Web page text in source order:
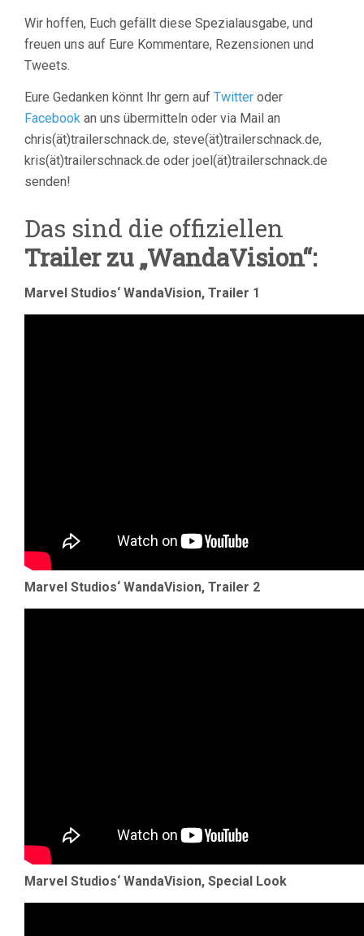
Wir hoffen, Euch gefällt diese Spezialausgabe, und
freuen uns auf Eure Kommentare, Rezensionen und
Tweets.
Eure Gedanken könnt Ihr gern auf Twitter oder
Facebook an uns übermitteln oder via Mail an
chris(ät)trailerschnack.de, steve(ät)trailerschnack.de,
kris(ät)trailerschnack.de oder joel(ät)trailerschnack.de
senden!
Das sind die offiziellen
Trailer zu „WandaVision“:
Marvel Studios‘ WandaVision, Trailer 1
Marvel Studios‘ WandaVision, Trailer 2
Marvel Studios‘ WandaVision, Special Look